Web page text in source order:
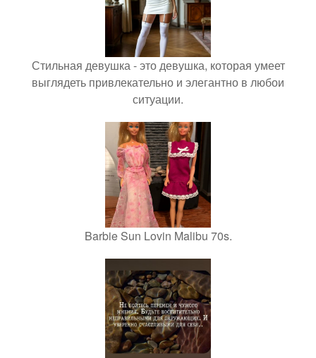
Стильная девушка - это девушка, которая умеет
выглядеть привлекательно и элегантно в любои
ситуации.
Barbie Sun Lovin Malibu 70s.